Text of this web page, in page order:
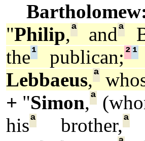
"Philip,ª andª
the¹ publican;²¹
Lebbaeus,ª
+ "Simon,ª
hisª brother,ª